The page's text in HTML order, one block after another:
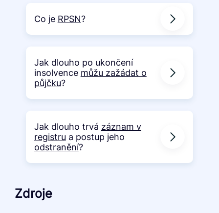
Co je RPSN?
Jak dlouho po ukončení
insolvence můžu zažádat o
půjčku?
Jak dlouho trvá záznam v
registru a postup jeho
odstranění?
Zdroje